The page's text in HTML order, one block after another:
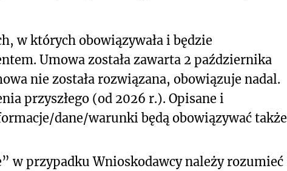
w których obowiązywała i będzie
Umowa została zawarta 2 października
nie została rozwiązana, obowiązuje nadal.
przyszłego (od 2026 r.). Opisane i
dane/warunki będą obowiązywać także
w przypadku Wnioskodawcy należy rozumieć